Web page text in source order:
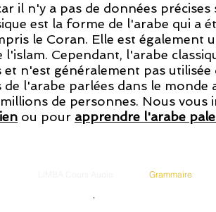
il n'y a pas de données
est la forme de l'arabe qui a
le Coran. Elle est également
Cependant, l'arabe
n'est généralement pas utilisée
l'arabe parlées dans le monde
de personnes. Nous
ou pour apprendre l'arabe
,
Grammaire